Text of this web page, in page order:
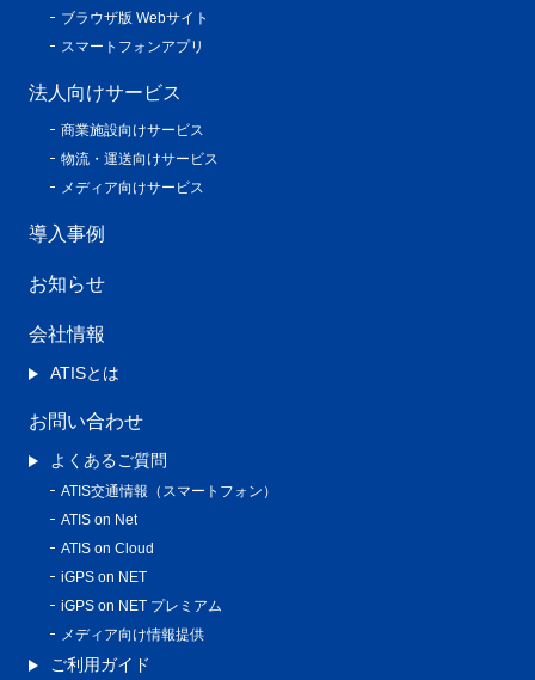
ブラウザ版 Webサイト
スマートフォンアプリ
法人向けサービス
商業施設向けサービス
物流・運送向けサービス
メディア向けサービス
導入事例
お知らせ
会社情報
ATISとは
お問い合わせ
よくあるご質問
ATIS交通情報（スマートフォン）
ATIS on Net
ATIS on Cloud
iGPS on NET
iGPS on NET プレミアム
メディア向け情報提供
ご利用ガイド